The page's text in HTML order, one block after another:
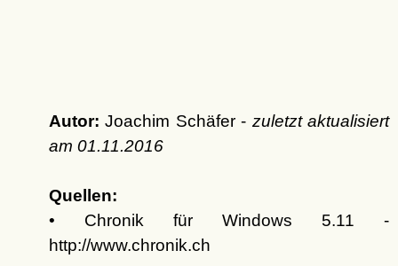
Autor: Joachim Schäfer - zuletzt aktualisiert
am 01.11.2016
Quellen:
• Chronik für Windows 5.11 -
http://www.chronik.ch